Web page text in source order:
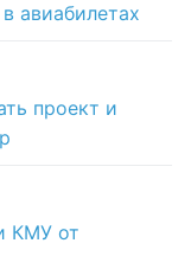
авиабилетах
проект и
КМУ от